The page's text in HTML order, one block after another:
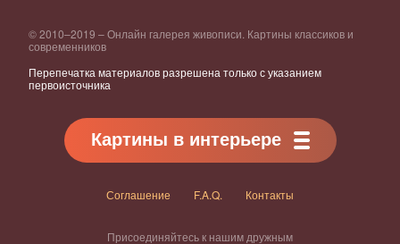
© 2010–2019 – Онлайн галерея живописи. Картины классиков и
современников
Перепечатка материалов разрешена только с указанием
первоисточника
Картины в интерьере
Соглашение F.A.Q. Контакты
Присоединяйтесь к нашим дружным